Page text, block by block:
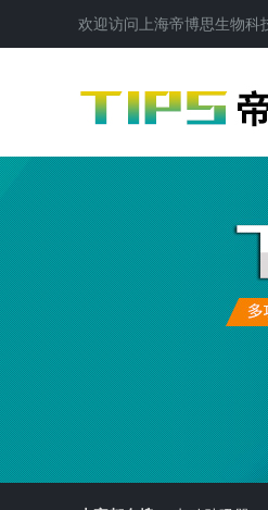
欢迎访问 上海帝博思生物科